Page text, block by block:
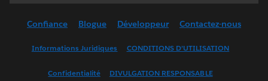
English (UK)
Français (France)
Confiance Blogue Développeur Contactez-nous
Informations Juridiques CONDITIONS D’UTILISATION
Confidentialité DIVULGATION RESPONSABLE